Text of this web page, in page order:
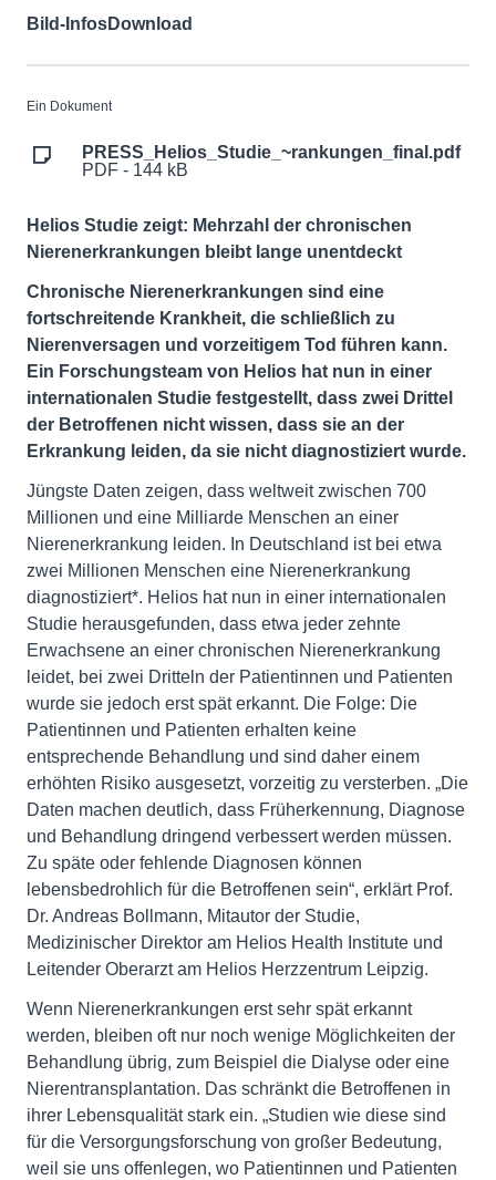
Bild-InfosDownload
Ein Dokument
PRESS_Helios_Studie_~rankungen_final.pdf
PDF - 144 kB
Helios Studie zeigt: Mehrzahl der chronischen
Nierenerkrankungen bleibt lange unentdeckt
Chronische Nierenerkrankungen sind eine
fortschreitende Krankheit, die schließlich zu
Nierenversagen und vorzeitigem Tod führen kann.
Ein Forschungsteam von Helios hat nun in einer
internationalen Studie festgestellt, dass zwei Drittel
der Betroffenen nicht wissen, dass sie an der
Erkrankung leiden, da sie nicht diagnostiziert wurde.
Jüngste Daten zeigen, dass weltweit zwischen 700
Millionen und eine Milliarde Menschen an einer
Nierenerkrankung leiden. In Deutschland ist bei etwa
zwei Millionen Menschen eine Nierenerkrankung
diagnostiziert*. Helios hat nun in einer internationalen
Studie herausgefunden, dass etwa jeder zehnte
Erwachsene an einer chronischen Nierenerkrankung
leidet, bei zwei Dritteln der Patientinnen und Patienten
wurde sie jedoch erst spät erkannt. Die Folge: Die
Patientinnen und Patienten erhalten keine
entsprechende Behandlung und sind daher einem
erhöhten Risiko ausgesetzt, vorzeitig zu versterben. „Die
Daten machen deutlich, dass Früherkennung, Diagnose
und Behandlung dringend verbessert werden müssen.
Zu späte oder fehlende Diagnosen können
lebensbedrohlich für die Betroffenen sein“, erklärt Prof.
Dr. Andreas Bollmann, Mitautor der Studie,
Medizinischer Direktor am Helios Health Institute und
Leitender Oberarzt am Helios Herzzentrum Leipzig.
Wenn Nierenerkrankungen erst sehr spät erkannt
werden, bleiben oft nur noch wenige Möglichkeiten der
Behandlung übrig, zum Beispiel die Dialyse oder eine
Nierentransplantation. Das schränkt die Betroffenen in
ihrer Lebensqualität stark ein. „Studien wie diese sind
für die Versorgungsforschung von großer Bedeutung,
weil sie uns offenlegen, wo Patientinnen und Patienten